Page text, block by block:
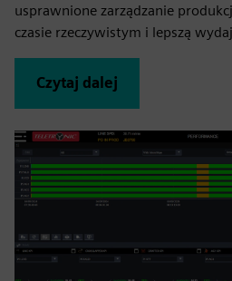
usprawnione zarządzanie
czasie rzeczywistym i lepszą
Czytaj dalej